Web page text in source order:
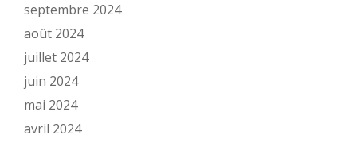
septembre 2024
août 2024
juillet 2024
juin 2024
mai 2024
avril 2024